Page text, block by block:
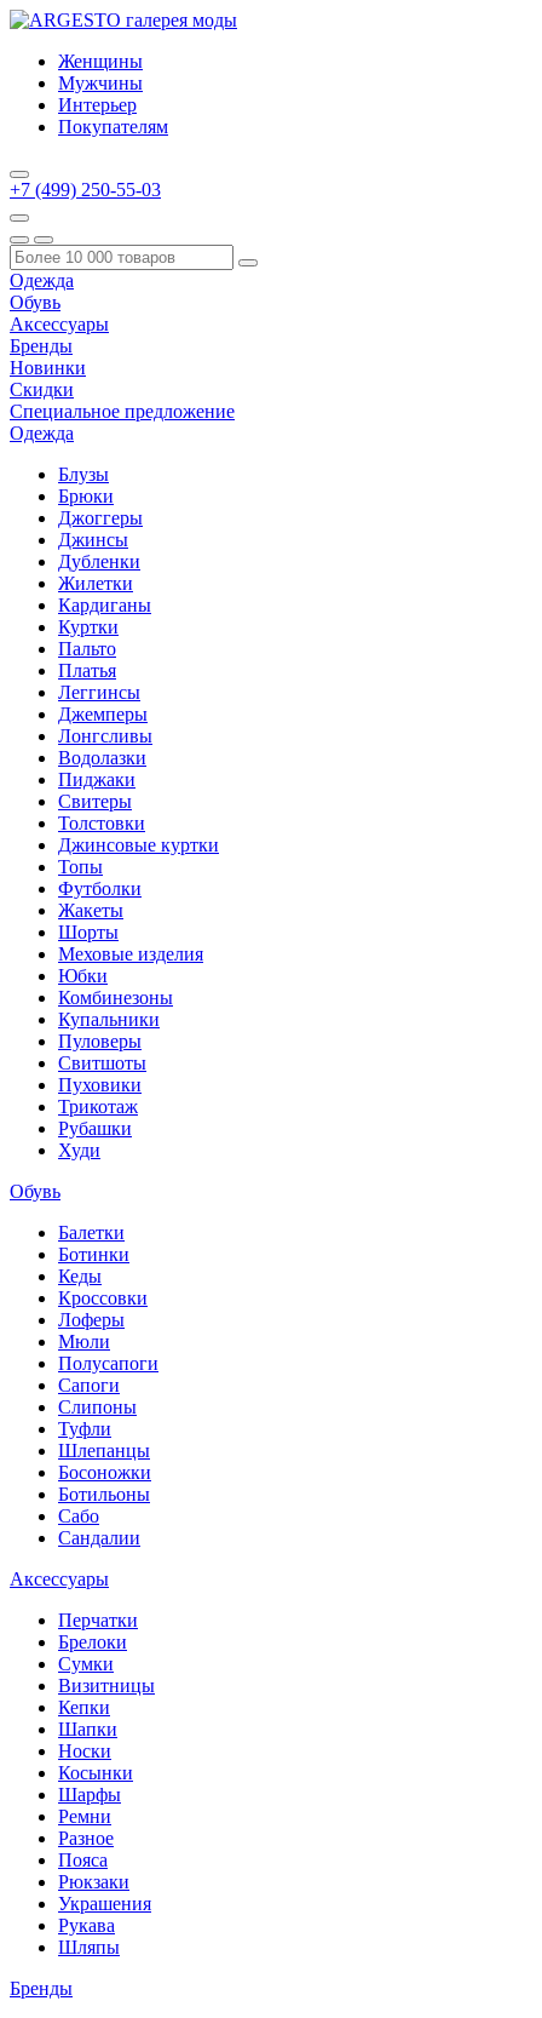
Женщины
Мужчины
Интерьер
Покупателям
+7 (499) 250-55-03
Одежда
Обувь
Аксессуары
Бренды
Новинки
Скидки
Специальное предложение
Одежда
Блузы
Брюки
Джоггеры
Джинсы
Дубленки
Жилетки
Кардиганы
Куртки
Пальто
Платья
Леггинсы
Джемперы
Лонгсливы
Водолазки
Пиджаки
Свитеры
Толстовки
Джинсовые куртки
Топы
Футболки
Жакеты
Шорты
Меховые изделия
Юбки
Комбинезоны
Купальники
Пуловеры
Свитшоты
Пуховики
Трикотаж
Рубашки
Худи
Обувь
Балетки
Ботинки
Кеды
Кроссовки
Лоферы
Мюли
Полусапоги
Сапоги
Слипоны
Туфли
Шлепанцы
Босоножки
Ботильоны
Сабо
Сандалии
Аксессуары
Перчатки
Брелоки
Сумки
Визитницы
Кепки
Шапки
Носки
Косынки
Шарфы
Ремни
Разное
Пояса
Рюкзаки
Украшения
Рукава
Шляпы
Бренды